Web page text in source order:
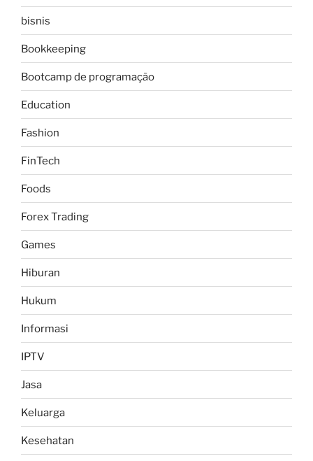
bisnis
Bookkeeping
Bootcamp de programação
Education
Fashion
FinTech
Foods
Forex Trading
Games
Hiburan
Hukum
Informasi
IPTV
Jasa
Keluarga
Kesehatan